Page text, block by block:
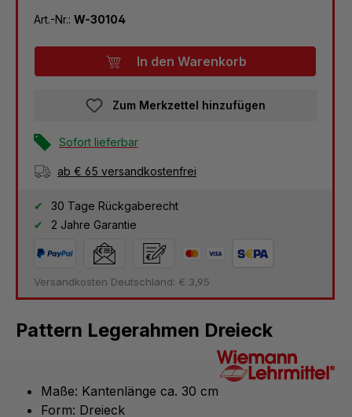
Art.-Nr.: W-30104
In den Warenkorb
Zum Merkzettel hinzufügen
Sofort lieferbar
ab € 65 versandkostenfrei
30 Tage Rückgaberecht
2 Jahre Garantie
Versandkosten Deutschland: € 3,95
Pattern Legerahmen Dreieck
Maße: Kantenlänge ca. 30 cm
Form: Dreieck